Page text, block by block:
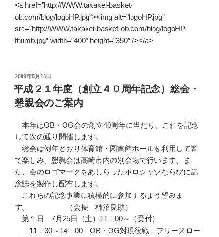
<a href=”http://WWW.takakei-basket-
ob.com/blog/logoHP.jpg”><img alt=”logoHP.jpg”
src=”http://WWW.takakei-basket-ob.com/blog/logoHP-
thumb.jpg” width=”400″ height=”350″ /></a>
投
稿
日:
2009年5月18日
平成２１年度（創立４０周年記念）総会・
懇親会のご案内
本年はOB・OG会の創立40周年に当たり、これを記念
して次の通り開催します。
総会は例年どおり体育館・図書館ホールを利用して皆
で楽しみ、懇親会は高崎市内の別会場で行います。ま
た、会のロゴマークをあしらったポロシャツならびに記
念誌を製作し配布します。
これらの記念事業に積極的に参加するよう望みま
す。 （会長 柿沼良助）
第１日 7月25日（土）11：00～（受付）
11：30～14：00 OB・OG対現役戦、フリースロー